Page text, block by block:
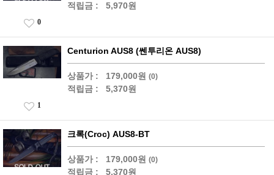
적립금 : 5,970원
0
Centurion AUS8 (쎈투리온 AUS8)
상품가 : 179,000원 (0)
적립금 : 5,370원
1
크록(Croc) AUS8-BT
상품가 : 179,000원 (0)
적립금 : 5,370원